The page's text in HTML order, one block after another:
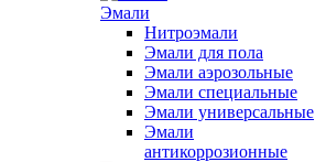
Эмали
Нитроэмали
Эмали для пола
Эмали аэрозольные
Эмали специальные
Эмали универсальные
Эмали
антикоррозионные